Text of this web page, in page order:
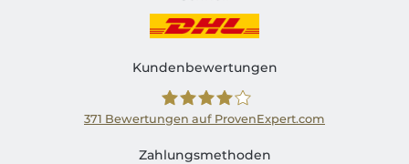
Kundenbewertungen
Shirtinator CH
371 Bewertungen auf ProvenExpert.com
Zahlungsmethoden